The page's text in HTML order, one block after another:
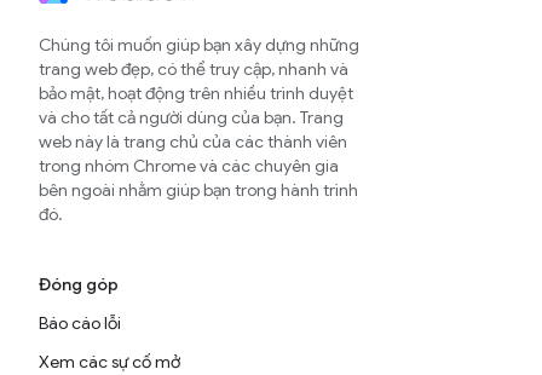
Chúng tôi muốn giúp bạn xây dựng những
trang web đẹp, có thể truy cập, nhanh và
bảo mật, hoạt động trên nhiều trình duyệt
và cho tất cả người dùng của bạn. Trang
web này là trang chủ của các thành viên
trong nhóm Chrome và các chuyên gia
bên ngoài nhằm giúp bạn trong hành trình
đó.
Đóng góp
Báo cáo lỗi
Xem các sự cố mở